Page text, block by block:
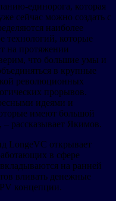
единорога, которая
сейчас можно создать с
наиболее
технологий, которые
на протяжении
что большие умы и
в крупные
революционных
прорывов.
идеями и
имеют большой
– рассказывает Якимов.
LongeVC открывает
в сфере
на ранней
вливать денежные
концепции.